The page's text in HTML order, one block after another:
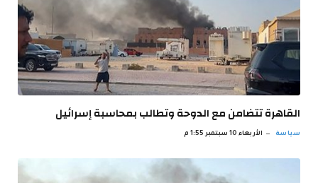
القاهرة تتضامن مع الدوحة وتطالب بمحاسبة إسرائيل
سياسة الأربعاء 10 سبتمبر 1:55 م